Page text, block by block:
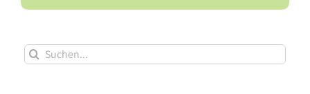
Suche
nach: